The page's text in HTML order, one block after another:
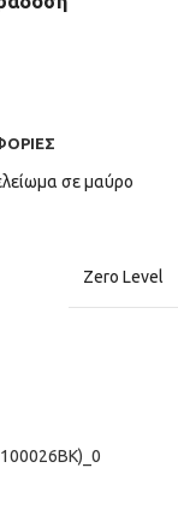
σε μαύρο
Zero Level